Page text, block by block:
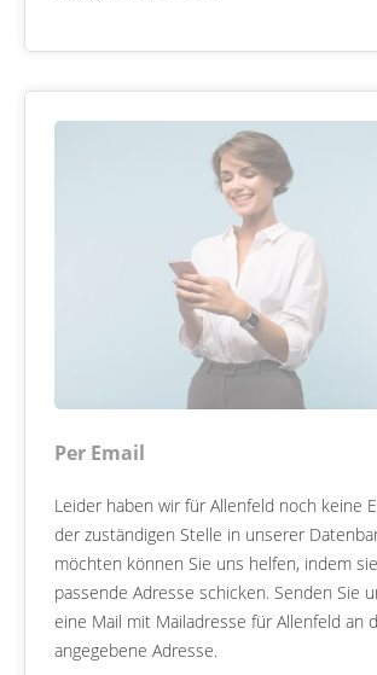
Per Email
Leider haben wir für Allenfeld noch keine
der zuständigen Stelle in unserer
möchten können Sie uns helfen, indem
passende Adresse schicken. Senden Sie
eine Mail mit Mailadresse für Allenfeld an
angegebene Adresse.